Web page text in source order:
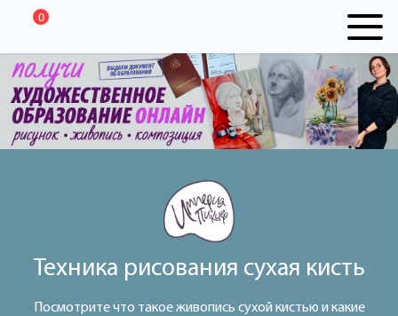
0
Техника рисования сухая кисть
Посмотрите что такое живопись сухой кистью и какие